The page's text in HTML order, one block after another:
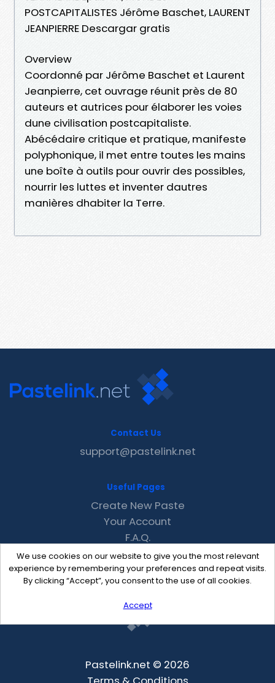
POSTCAPITALISTES Jérôme Baschet, LAURENT
JEANPIERRE Descargar gratis
Overview
Coordonné par Jérôme Baschet et Laurent
Jeanpierre, cet ouvrage réunit près de 80
auteurs et autrices pour élaborer les voies
dune civilisation postcapitaliste.
Abécédaire critique et pratique, manifeste
polyphonique, il met entre toutes les mains
une boîte à outils pour ouvrir des possibles,
nourrir les luttes et inventer dautres
manières dhabiter la Terre.
We use cookies on our website to give you the most relevant
experience by remembering your preferences and repeat visits.
By clicking “Accept”, you consent to the use of all cookies.
Accept
Contact Us
support@pastelink.net
Useful Pages
Create New Paste
Your Account
F.A.Q.
Recent
Contact
Pastelink.net © 2026